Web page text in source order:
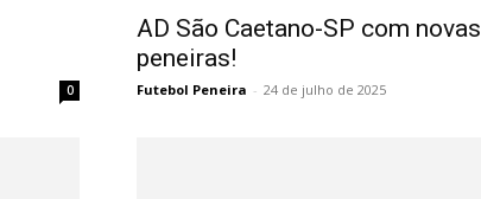
0
AD São Caetano-SP com novas
peneiras!
Futebol Peneira - 24 de julho de 2025